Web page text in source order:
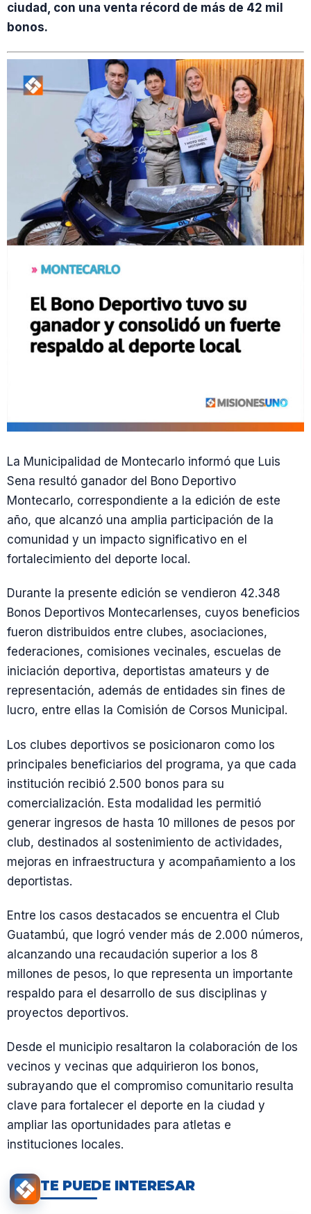
ciudad, con una venta récord de más de 42 mil
bonos.
La Municipalidad de Montecarlo informó que Luis
Sena resultó ganador del Bono Deportivo
Montecarlo, correspondiente a la edición de este
año, que alcanzó una amplia participación de la
comunidad y un impacto significativo en el
fortalecimiento del deporte local.
Durante la presente edición se vendieron 42.348
Bonos Deportivos Montecarlenses, cuyos beneficios
fueron distribuidos entre clubes, asociaciones,
federaciones, comisiones vecinales, escuelas de
iniciación deportiva, deportistas amateurs y de
representación, además de entidades sin fines de
lucro, entre ellas la Comisión de Corsos Municipal.
Los clubes deportivos se posicionaron como los
principales beneficiarios del programa, ya que cada
institución recibió 2.500 bonos para su
comercialización. Esta modalidad les permitió
generar ingresos de hasta 10 millones de pesos por
club, destinados al sostenimiento de actividades,
mejoras en infraestructura y acompañamiento a los
deportistas.
Entre los casos destacados se encuentra el Club
Guatambú, que logró vender más de 2.000 números,
alcanzando una recaudación superior a los 8
millones de pesos, lo que representa un importante
respaldo para el desarrollo de sus disciplinas y
proyectos deportivos.
Desde el municipio resaltaron la colaboración de los
vecinos y vecinas que adquirieron los bonos,
subrayando que el compromiso comunitario resulta
clave para fortalecer el deporte en la ciudad y
ampliar las oportunidades para atletas e
instituciones locales.
TE PUEDE INTERESAR